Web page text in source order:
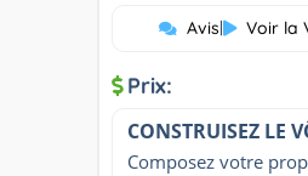
Avis| Voir la
Prix:
CONSTRUISEZ LE
Composez votre